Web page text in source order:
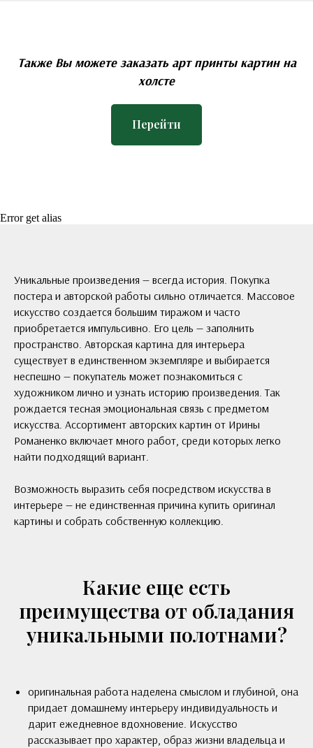
Также Вы можете заказать арт принты картин на
холсте
Перейти
Error get alias
Уникальные произведения — всегда история. Покупка
постера и авторской работы сильно отличается. Массовое
искусство создается большим тиражом и часто
приобретается импульсивно. Его цель — заполнить
пространство. Авторская картина для интерьера
существует в единственном экземпляре и выбирается
неспешно — покупатель может познакомиться с
художником лично и узнать историю произведения. Так
рождается тесная эмоциональная связь с предметом
искусства. Ассортимент авторских картин от Ирины
Романенко включает много работ, среди которых легко
найти подходящий вариант.
Возможность выразить себя посредством искусства в
интерьере — не единственная причина купить оригинал
картины и собрать собственную коллекцию.
Какие еще есть
преимущества от обладания
уникальными полотнами?
оригинальная работа наделена смыслом и глубиной, она
придает домашнему интерьеру индивидуальность и
дарит ежедневное вдохновение. Искусство
рассказывает про характер, образ жизни владельца и